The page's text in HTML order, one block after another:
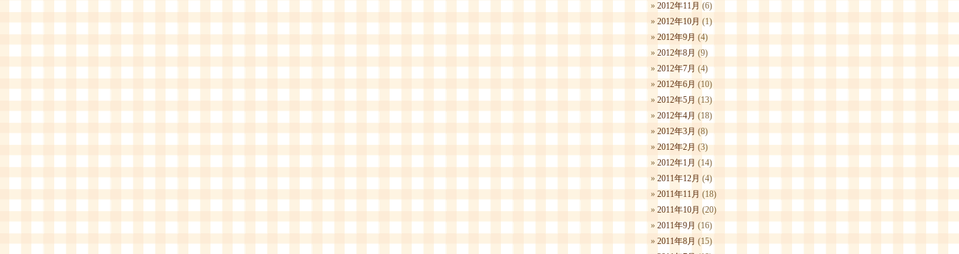
2012年11月 (6)
2012年10月 (1)
2012年9月 (4)
2012年8月 (9)
2012年7月 (4)
2012年6月 (10)
2012年5月 (13)
2012年4月 (18)
2012年3月 (8)
2012年2月 (3)
2012年1月 (14)
2011年12月 (4)
2011年11月 (18)
2011年10月 (20)
2011年9月 (16)
2011年8月 (15)